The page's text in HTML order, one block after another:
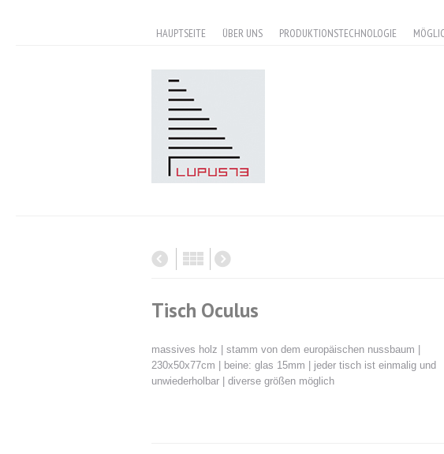
HAUPTSEITE ÜBER UNS PRODUKTIONSTECHNOLOGIE
Tisch Oculus
massives holz | stamm von dem europäischen nussbaum |
230x50x77cm | beine: glas 15mm | jeder tisch ist einmalig und
unwiederholbar | diverse größen möglich